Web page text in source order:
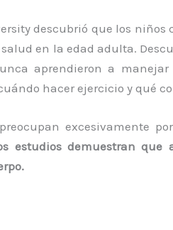
descubrió que los
en la edad adulta.
aprendieron a
hacer ejercicio y qué
excesivamente
estudios demuestran que